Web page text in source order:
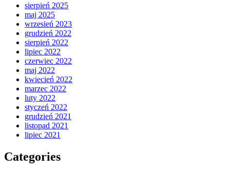
sierpień 2025
maj 2025
wrzesień 2023
grudzień 2022
sierpień 2022
lipiec 2022
czerwiec 2022
maj 2022
kwiecień 2022
marzec 2022
luty 2022
styczeń 2022
grudzień 2021
listopad 2021
lipiec 2021
Categories